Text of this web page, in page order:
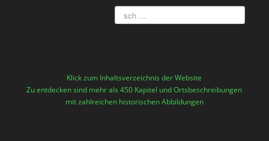
Klick zum Inhaltsverzeichnis der Website
Zu entdecken sind mehr als 450 Kapitel und Ortsbeschreibungen
mit zahlreichen historischen Abbildungen